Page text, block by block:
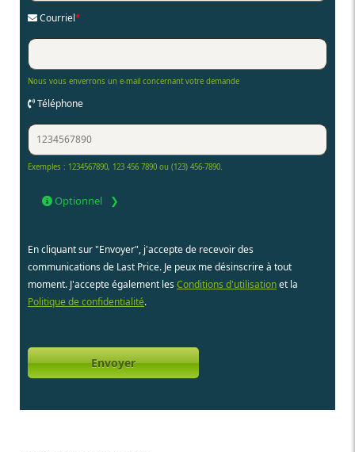
Courriel*
Nous vous enverrons un e-mail concernant votre demande
Téléphone
Exemples : 1234567890, 123 456 7890 ou (123) 456-7890.
Optionnel
En cliquant sur "Envoyer", j'accepte de recevoir des
communications de Last Price. Je peux me désinscrire à tout
moment. J'accepte également les Conditions d'utilisationet la
Politique de confidentialité.